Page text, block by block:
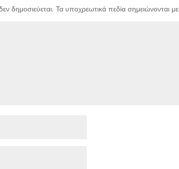
δημοσιεύεται. Τα υποχρεωτικά πεδία σημειώνονται με